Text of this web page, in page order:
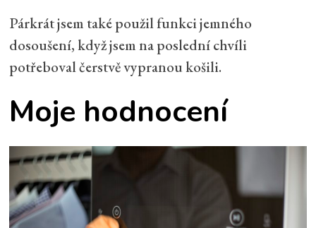
Párkrát jsem také použil funkci jemného
dosoušení, když jsem na poslední chvíli
potřeboval čerstvě vypranou košili.
Moje hodnocení